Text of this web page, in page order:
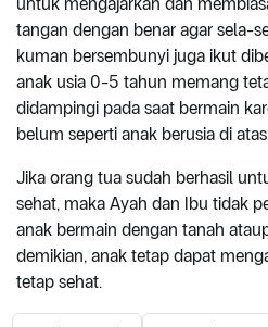
tangan dengan benar agar sela-
kuman bersembunyi juga ikut
anak usia 0-5 tahun memang
didampingi pada saat bermain
belum seperti anak berusia di
Jika orang tua sudah berhasil
sehat, maka Ayah dan Ibu tidak
anak bermain dengan tanah
demikian, anak tetap dapat
tetap sehat.